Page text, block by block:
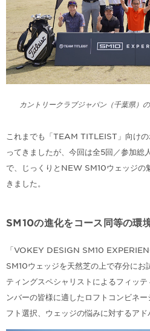
カントリークラブジャパン（千葉県）
これまでも「TEAM TITLEIST」向け
ってきましたが、今回は全5回／参加
で、じっくりとNEW SM10ウェッジの
きました。
SM10の進化をコース同等の環
「VOKEY DESIGN SM10
SM10ウェッジを天然芝の上で存分にお
ティングスペシャリストによるフィッ
ンバーの皆様に適したロフトコンビネ
フト選択、ウェッジの悩みに対するアド